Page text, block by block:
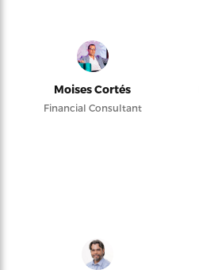
Moises Cortés
Financial Consultant